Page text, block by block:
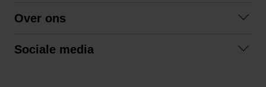
Algemene voorwaarden
Over ons
Sociale media